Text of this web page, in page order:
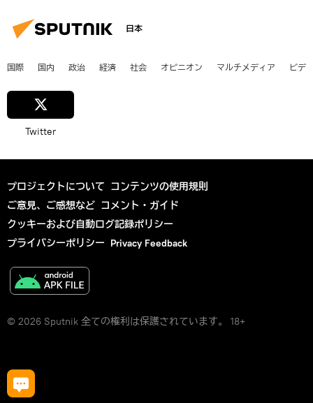
日本
国際 国内 政治 経済 社会 オピニオン マルチメディア ビデ
Twitter
プロジェクトについて コンテンツの使用規則
ご意見、ご感想など コメント・ガイド
クッキーおよび自動ログ記録ポリシー
プライバシーポリシー Privacy Feedback
© 2026 Sputnik 全ての権利は保護されています。 18+